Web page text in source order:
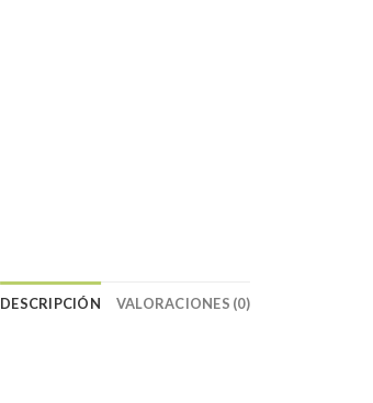
DESCRIPCIÓN VALORACIONES (0)